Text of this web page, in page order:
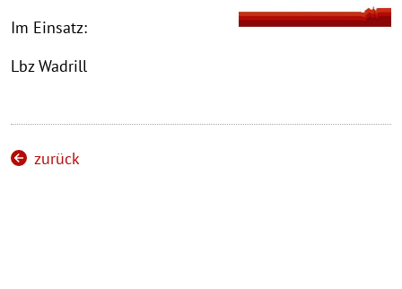
Im Einsatz:
Lbz Wadrill
zurück